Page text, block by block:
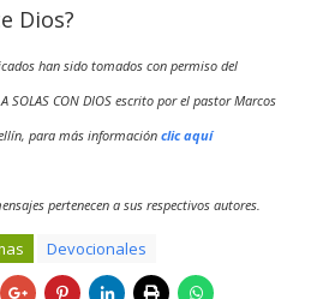
Dios?
han sido tomados con permiso del
SOLAS CON DIOS escrito por el pastor Marcos
para más información clic aquí
pertenecen a sus respectivos autores.
Devocionales